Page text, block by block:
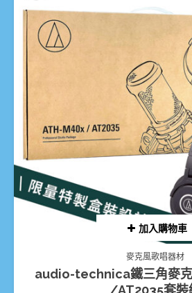
加入購物車
麥克風歌唱器材
audio-technica鐵三角麥